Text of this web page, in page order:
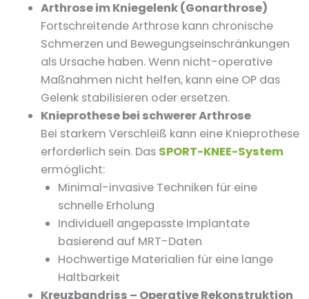
Arthrose im Kniegelenk (Gonarthrose)
Fortschreitende Arthrose kann chronische
Schmerzen und Bewegungseinschränkungen
als Ursache haben. Wenn nicht-operative
Maßnahmen nicht helfen, kann eine OP das
Gelenk stabilisieren oder ersetzen.
Knieprothese bei schwerer Arthrose
Bei starkem Verschleiß kann eine Knieprothese
erforderlich sein. Das SPORT-KNEE-System
ermöglicht:
Minimal-invasive Techniken für eine
schnelle Erholung
Individuell angepasste Implantate
basierend auf MRT-Daten
Hochwertige Materialien für eine lange
Haltbarkeit
Kreuzbandriss – Operative Rekonstruktion